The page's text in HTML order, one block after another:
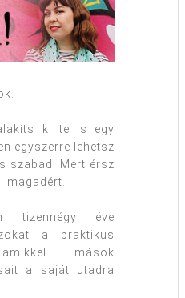
ki te is egy
egyszerre lehetsz
szabad. Mert érsz
magadért.
tizennégy éve
a praktikus
mások
a saját utadra